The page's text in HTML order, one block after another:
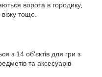
ворота в городику,
тощо.
з 14 об'єктів для гри з
та аксесуарів